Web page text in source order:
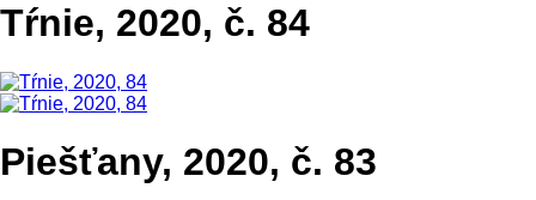
Tŕnie, 2020, č. 84
Piešťany, 2020, č. 83